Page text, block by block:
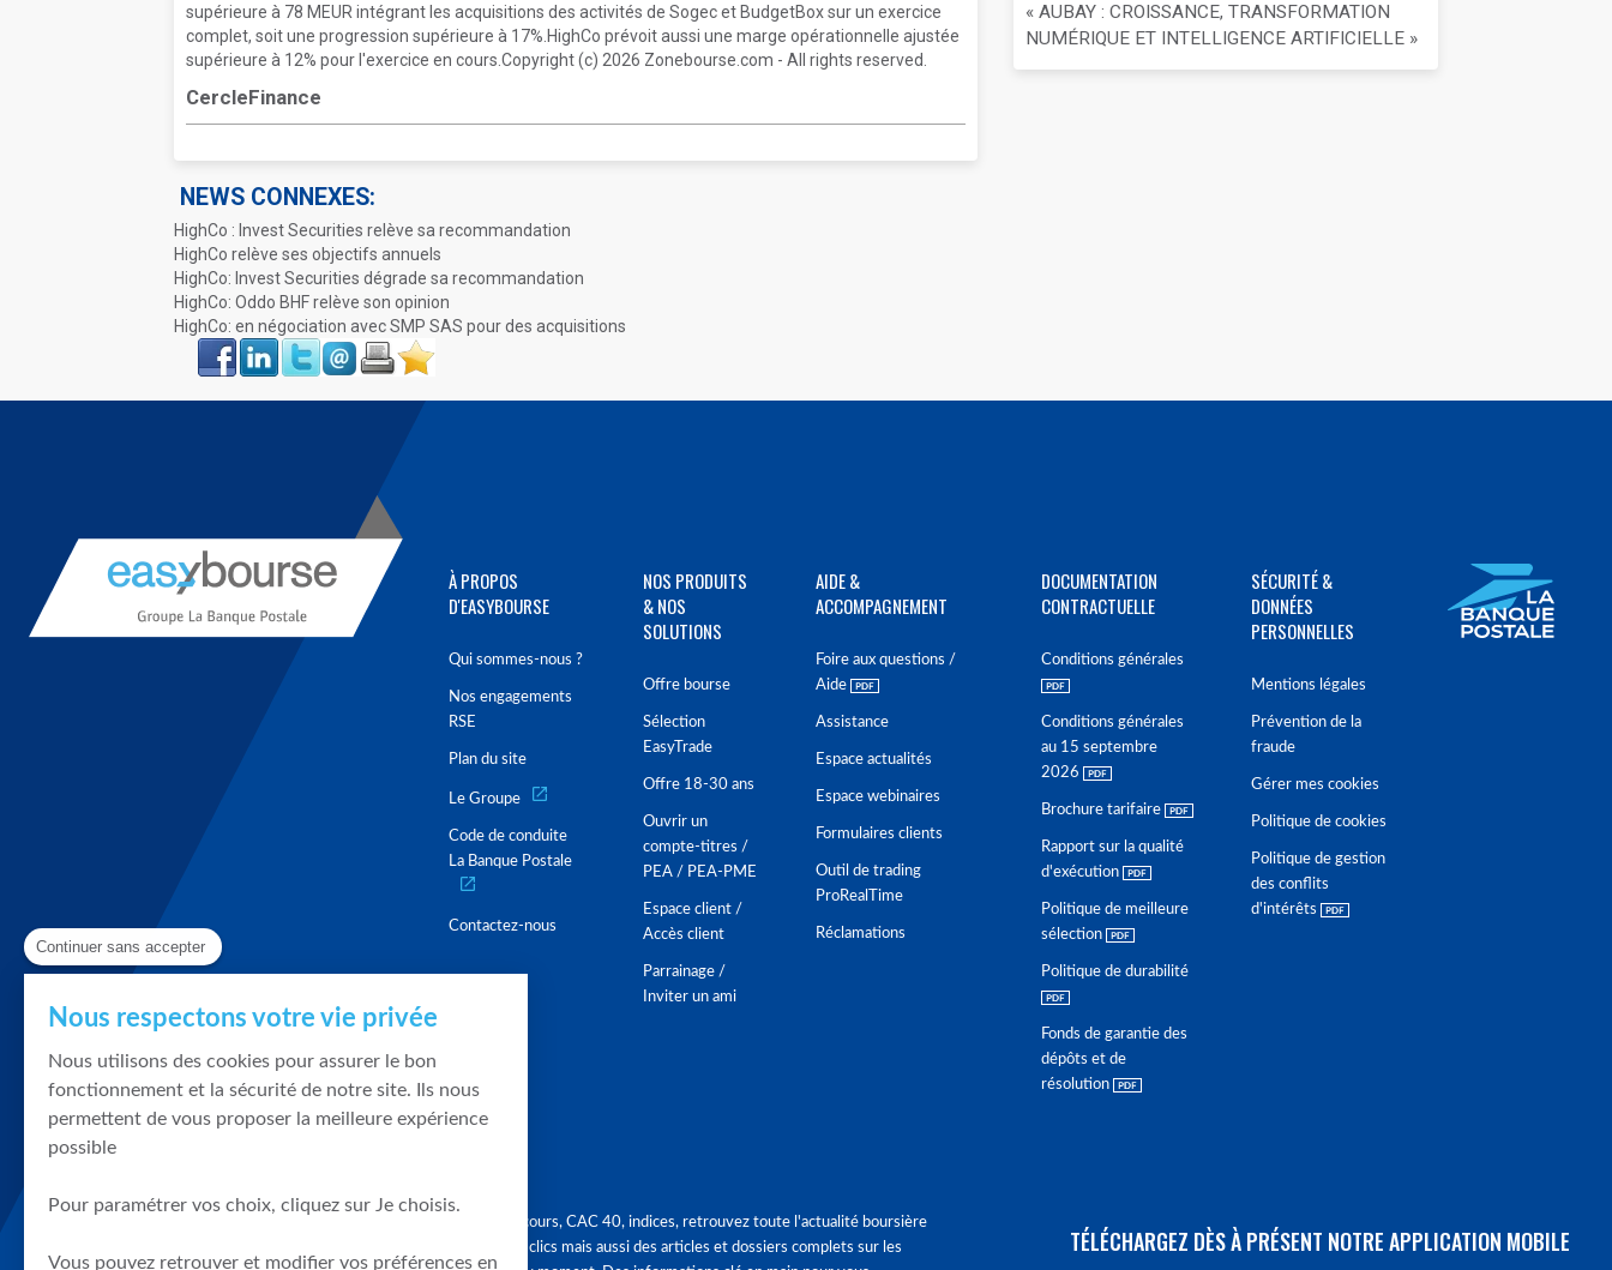
supérieure à 78 MEUR intégrant les acquisitions des activités de Sogec et BudgetBox sur un exercice
complet, soit une progression supérieure à 17%.HighCo prévoit aussi une marge opérationnelle ajustée
supérieure à 12% pour l'exercice en cours.Copyright (c) 2026 Zonebourse.com - All rights reserved.
CercleFinance
NEWS CONNEXES:
HighCo : Invest Securities relève sa recommandation
HighCo relève ses objectifs annuels
HighCo: Invest Securities dégrade sa recommandation
HighCo: Oddo BHF relève son opinion
HighCo: en négociation avec SMP SAS pour des acquisitions
Face
book
LinkIn Twitter Envoyer ImprimerFavoris
« AUBAY : CROISSANCE, TRANSFORMATION
NUMÉRIQUE ET INTELLIGENCE ARTIFICIELLE »
À PROPOS
D'EASYBOURSE
Qui sommes-nous ?
Nos engagements
RSE
Plan du site
Le Groupe
Code de conduite
La Banque Postale
Contactez-nous
NOS PRODUITS
& NOS
SOLUTIONS
Offre bourse
Sélection
EasyTrade
Offre 18-30 ans
Ouvrir un
compte-titres /
PEA / PEA-PME
Espace client /
Accès client
Parrainage /
Inviter un ami
AIDE &
ACCOMPAGNEMENT
Foire aux questions /
Aide
Assistance
Espace actualités
Espace webinaires
Formulaires clients
Outil de trading
ProRealTime
Réclamations
DOCUMENTATION
CONTRACTUELLE
Conditions générales
Conditions générales
au 15 septembre
2026
Brochure tarifaire
Rapport sur la qualité
d'exécution
Politique de meilleure
sélection
Politique de durabilité
Fonds de garantie des
dépôts et de
résolution
SÉCURITÉ &
DONNÉES
PERSONNELLES
Mentions légales
Prévention de la
fraude
Gérer mes cookies
Politique de cookies
Politique de gestion
des conflits
d'intérêts
Graphique, cours, CAC 40, indices, retrouvez toute l'actualité boursière
en quelques clics mais aussi des articles et dossiers complets sur les
TÉLÉCHARGEZ DÈS À PRÉSENT NOTRE APPLICATION MOBILE
Continuer sans accepter
Nous respectons votre vie privée
Nous utilisons des cookies pour assurer le bon
fonctionnement et la sécurité de notre site. Ils nous
permettent de vous proposer la meilleure expérience
possible
Pour paramétrer vos choix, cliquez sur Je choisis.
Vous pouvez retrouver et modifier vos préférences en